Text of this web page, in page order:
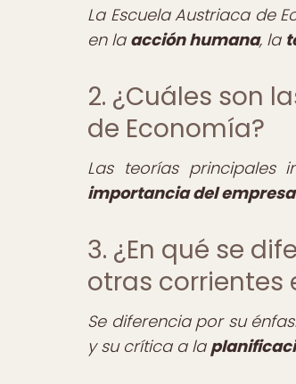
La Escuela Austriaca de
en la acción humana, la
2. ¿Cuáles son
de Economía?
Las teorías principales
importancia del
3. ¿En qué se
otras corrientes
Se diferencia por su
y su crítica a la